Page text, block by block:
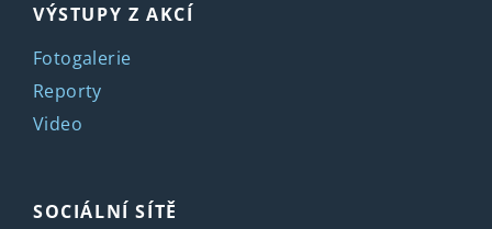
VÝSTUPY Z AKCÍ
Fotogalerie
Reporty
Video
SOCIÁLNÍ SÍTĚ